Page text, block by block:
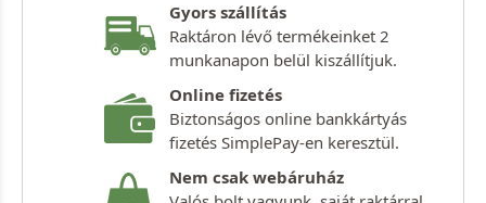
Gyors szállítás
Raktáron lévő termékeinket 2
munkanapon belül kiszállítjuk.
Online fizetés
Biztonságos online bankkártyás
fizetés SimplePay-en keresztül.
Nem csak webáruház